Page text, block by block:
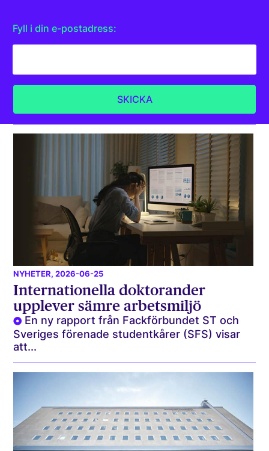
Fyll i din e-postadress:
NYHETER, 2026-06-25
Internationella doktorander
upplever sämre arbetsmiljö
En ny rapport från Fackförbundet ST och
Sveriges förenade studentkårer (SFS) visar
att...